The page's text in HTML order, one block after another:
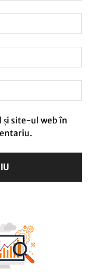
și site-ul web în